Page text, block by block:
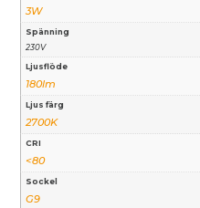
3W
Spänning
230V
Ljusflöde
180lm
Ljus färg
2700K
CRI
<80
Sockel
G9